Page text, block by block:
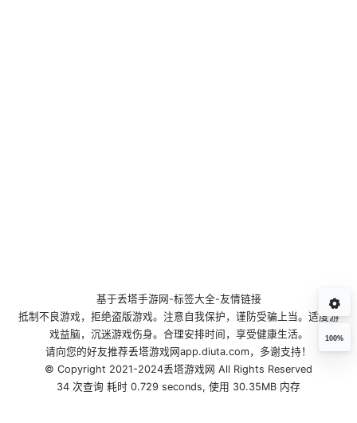
100%
基于丢塔手游网 -标签大全-友情链接
抵制不良游戏，拒绝盗版游戏。注意自我保护，谨防受骗上当。适度游
戏益脑，沉迷游戏伤身。合理安排时间，享受健康生活。
请向您的好友推荐丢塔游戏网app.diuta.com，多谢支持！
© Copyright 2021-2024丢塔游戏网 All Rights Reserved
34 次查询 耗时 0.729 seconds, 使用 30.35MB 内存